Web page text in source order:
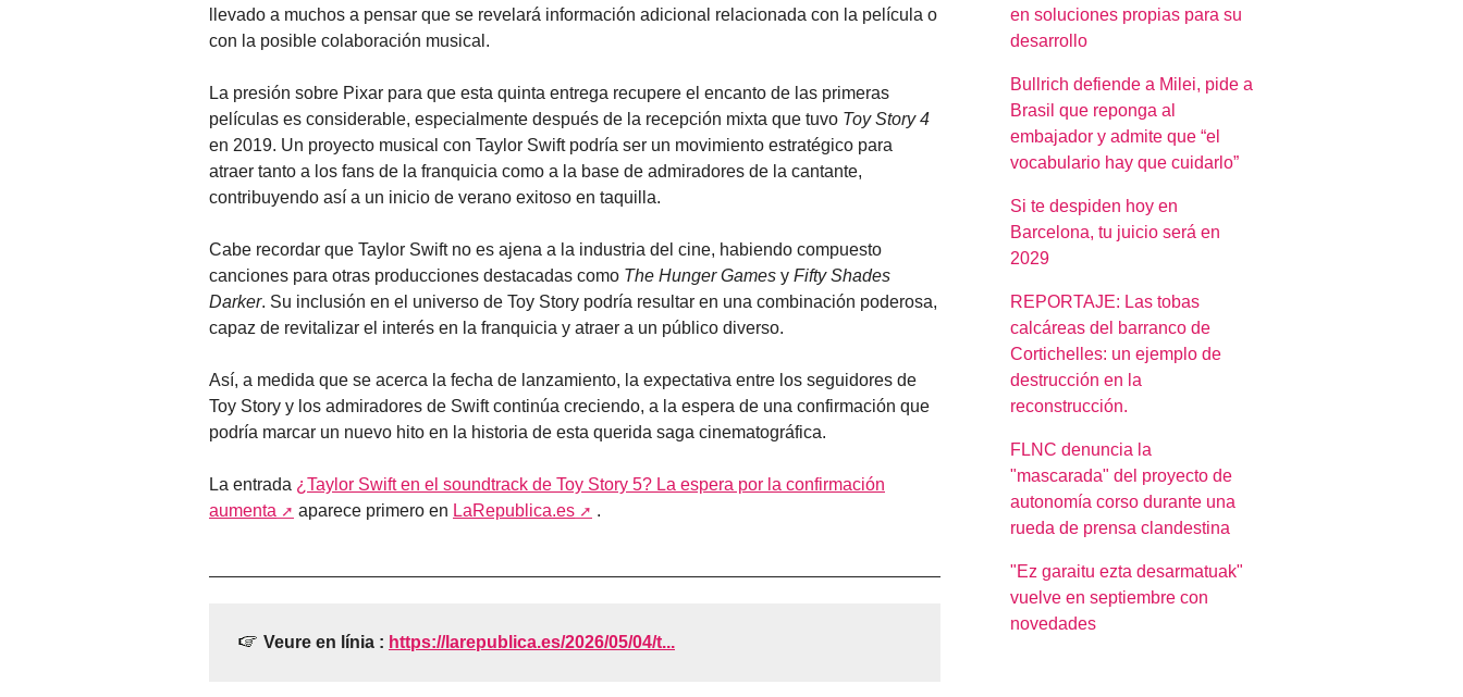
llevado a muchos a pensar que se revelará información adicional relacionada con la película o
con la posible colaboración musical.
La presión sobre Pixar para que esta quinta entrega recupere el encanto de las primeras
películas es considerable, especialmente después de la recepción mixta que tuvo Toy Story 4
en 2019. Un proyecto musical con Taylor Swift podría ser un movimiento estratégico para
atraer tanto a los fans de la franquicia como a la base de admiradores de la cantante,
contribuyendo así a un inicio de verano exitoso en taquilla.
Cabe recordar que Taylor Swift no es ajena a la industria del cine, habiendo compuesto
canciones para otras producciones destacadas como The Hunger Games y Fifty Shades
Darker. Su inclusión en el universo de Toy Story podría resultar en una combinación poderosa,
capaz de revitalizar el interés en la franquicia y atraer a un público diverso.
Así, a medida que se acerca la fecha de lanzamiento, la expectativa entre los seguidores de
Toy Story y los admiradores de Swift continúa creciendo, a la espera de una confirmación que
podría marcar un nuevo hito en la historia de esta querida saga cinematográfica.
La entrada ¿Taylor Swift en el soundtrack de Toy Story 5? La espera por la confirmación
aumenta
aparece primero en LaRepublica.es .
Veure en línia : https://larepublica.es/2026/05/04/t...
en soluciones propias para su
desarrollo
Bullrich defiende a Milei, pide a
Brasil que reponga al
embajador y admite que “el
vocabulario hay que cuidarlo”
Si te despiden hoy en
Barcelona, tu juicio será en
2029
REPORTAJE: Las tobas
calcáreas del barranco de
Cortichelles: un ejemplo de
destrucción en la
reconstrucción.
FLNC denuncia la
"mascarada" del proyecto de
autonomía corso durante una
rueda de prensa clandestina
"Ez garaitu ezta desarmatuak"
vuelve en septiembre con
novedades